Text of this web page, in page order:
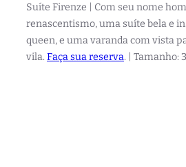
Suíte Firenze | Com seu nome
renascentismo, uma suíte bela e
queen, e uma varanda com vista
vila. Faça sua reserva. | Tamanho: